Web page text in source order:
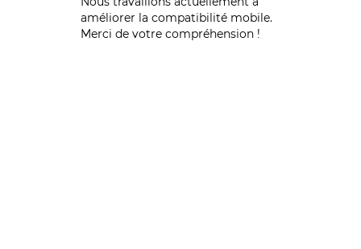
améliorer la compatibilité mobile.
Merci de votre compréhension !